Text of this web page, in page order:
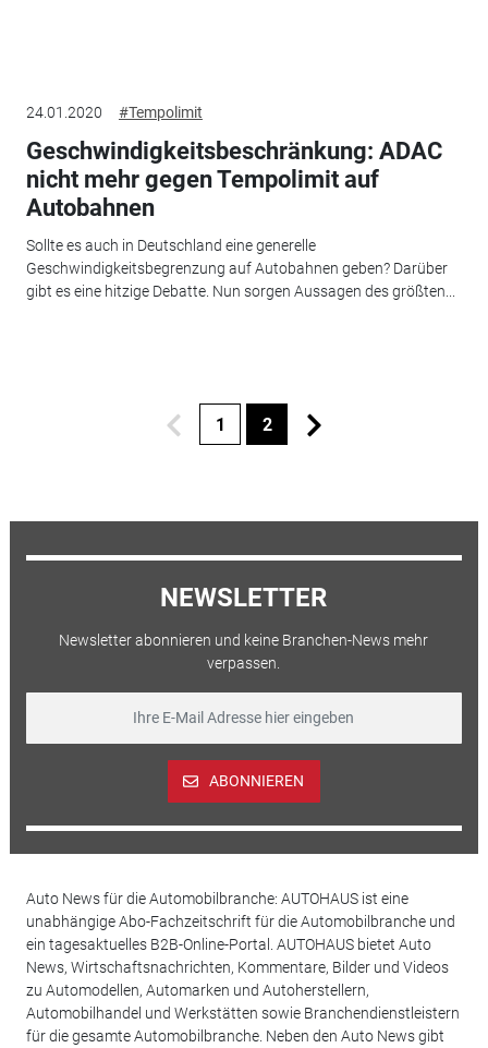
24.01.2020 #Tempolimit
Geschwindigkeitsbeschränkung: ADAC
nicht mehr gegen Tempolimit auf
Autobahnen
Sollte es auch in Deutschland eine generelle
Geschwindigkeitsbegrenzung auf Autobahnen geben? Darüber
gibt es eine hitzige Debatte. Nun sorgen Aussagen des größten...
1 2
NEWSLETTER
Newsletter abonnieren und keine Branchen-News mehr
verpassen.
ABONNIEREN
Auto News für die Automobilbranche: AUTOHAUS ist eine
unabhängige Abo-Fachzeitschrift für die Automobilbranche und
ein tagesaktuelles B2B-Online-Portal. AUTOHAUS bietet Auto
News, Wirtschaftsnachrichten, Kommentare, Bilder und Videos
zu Automodellen, Automarken und Autoherstellern,
Automobilhandel und Werkstätten sowie Branchendienstleistern
für die gesamte Automobilbranche. Neben den Auto News gibt